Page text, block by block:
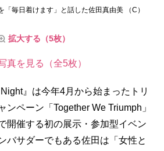
毎日着けます」と話した佐田真由美 （C）
拡大する（5枚）
真を見る（全5枚）
』は今年4月から始まったトリ
ンペーン「Together We Triumph」
開催する初の展示・参加型イベン
バサダーでもある佐田は「女性と